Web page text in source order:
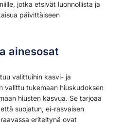
jotka etsivät luonnollista ja
päivittäiseen
ainesosat
valittuihin kasvi- ja
valittu tukemaan hiuskudoksen
hiusten kasvua. Se tarjoaa
suojatun, ei-rasvaisen
eriteltynä ovat